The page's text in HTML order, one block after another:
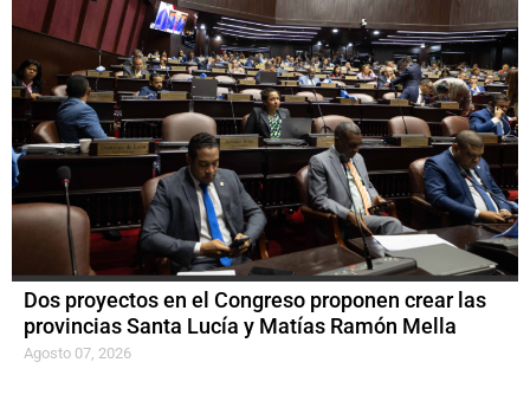
Dos proyectos en el Congreso proponen crear las
provincias Santa Lucía y Matías Ramón Mella
Agosto 07, 2026